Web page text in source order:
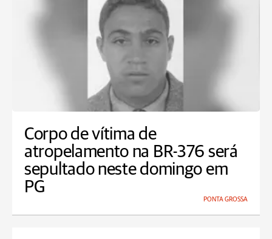
Corpo de vítima de
atropelamento na BR-376 será
sepultado neste domingo em
PG
PONTA GROSSA